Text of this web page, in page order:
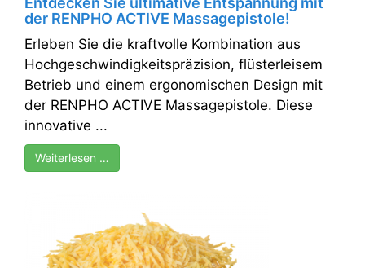
der RENPHO ACTIVE Massagepistole!
Erleben Sie die kraftvolle Kombination aus
Hochgeschwindigkeitspräzision, flüsterleisem
Betrieb und einem ergonomischen Design mit
der RENPHO ACTIVE Massagepistole. Diese
innovative ...
Weiterlesen …